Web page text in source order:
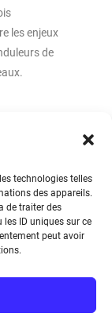
technologies telles
des appareils.
de traiter des
ID uniques sur ce
peut avoir
les enjeux
de
Technologies
9